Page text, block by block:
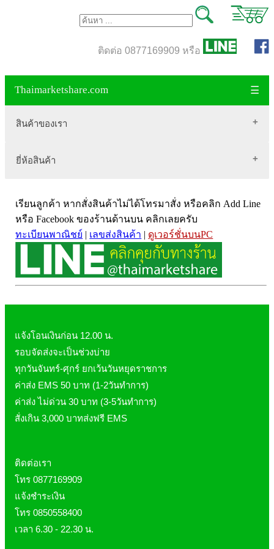
ติดต่อ 0877169909 หรือ
Thaimarketshare.com ☰
สินค้าของเรา
สินค้าขายดี
สมุนไพรไทย
เครื่องดื่มกาแฟ
น้ำหนัก
ขนาด อกสตรี
ผิวพรรณ-กลูต้า
สิวอุดตันหน้ามัน
ครีมกันแดด ปัญหาฝ้า กระ
ครีมหน้าใส
สุดฮิต เกาหลี
สุดฮิต ญี่ปุ่น
เพื่อสุขภาพ
สายตา
ยี่ห้อสินค้า
Biogrow
Blackmores
VitaHealth
Mega we care
Vistra วิสทร้า
SpringMate
Vitamate
Nature's Bounty
Glutapung
Naturbiotic
Caltrate Calcium
PHARMA NORD
HARRIS
เรียนลูกค้า หากสั่งสินค้าไม่ได้โทรมาสั่ง หรือคลิก Add Line
หรือ Facebook ของร้านด้านบน คลิกเลยครับ
ทะเบียนพาณิชย์ | เลขส่งสินค้า | ดูเวอร์ชั่นบนPC
แจ้งโอนเงินก่อน 12.00 น.
รอบจัดส่งจะเป็นช่วงบ่าย
ทุกวันจันทร์-ศุกร์ ยกเว้นวันหยุดราชการ
ค่าส่ง EMS 50 บาท (1-2วันทำการ)
ค่าส่ง ไม่ด่วน 30 บาท (3-5วันทำการ)
สั่งเกิน 3,000 บาทส่งฟรี EMS
ติดต่อเรา
โทร 0877169909
แจ้งชำระเงิน
โทร 0850558400
เวลา 6.30 - 22.30 น.